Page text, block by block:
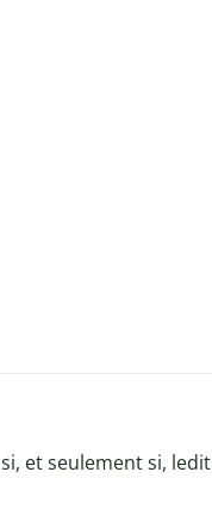
si, et seulement si, ledit